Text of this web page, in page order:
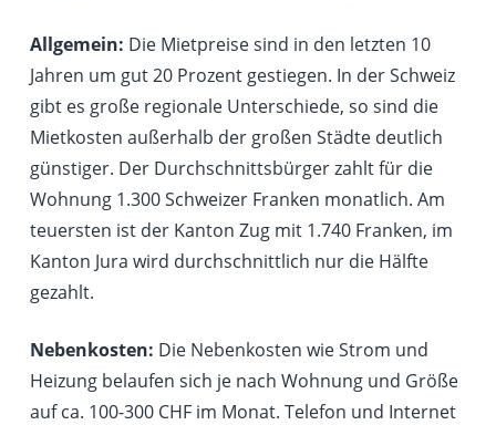
Allgemein: Die Mietpreise sind in den letzten 10
Jahren um gut 20 Prozent gestiegen. In der Schweiz
gibt es große regionale Unterschiede, so sind die
Mietkosten außerhalb der großen Städte deutlich
günstiger. Der Durchschnittsbürger zahlt für die
Wohnung 1.300 Schweizer Franken monatlich. Am
teuersten ist der Kanton Zug mit 1.740 Franken, im
Kanton Jura wird durchschnittlich nur die Hälfte
gezahlt.
Nebenkosten: Die Nebenkosten wie Strom und
Heizung belaufen sich je nach Wohnung und Größe
auf ca. 100-300 CHF im Monat. Telefon und Internet